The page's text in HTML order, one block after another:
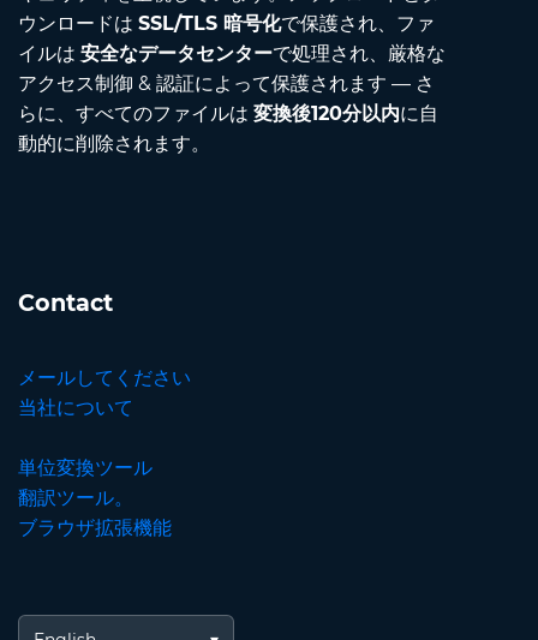
ウンロードは SSL/TLS 暗号化で保護され、ファ
イルは 安全なデータセンターで処理され、厳格な
アクセス制御 & 認証によって保護されます — さ
らに、すべてのファイルは 変換後120分以内に自
動的に削除されます。
Contact
メールしてください
当社について
単位変換ツール
翻訳ツール。
ブラウザ拡張機能